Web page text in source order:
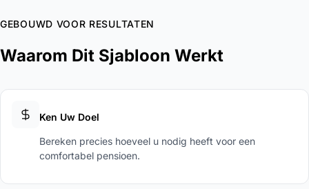
GEBOUWD VOOR RESULTATEN
Waarom Dit Sjabloon Werkt
Ken Uw Doel
Bereken precies hoeveel u nodig heeft voor een
comfortabel pensioen.